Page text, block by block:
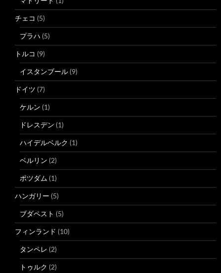
チェコ (5)
プラハ (5)
トルコ (9)
イスタンブール (9)
ドイツ (7)
ケルン (1)
ドレスデン (1)
ハイデルベルク (1)
ベルリン (2)
ポツダム (1)
ハンガリー (5)
ブダペスト (5)
フィンランド (10)
タンペレ (2)
トゥルク (2)